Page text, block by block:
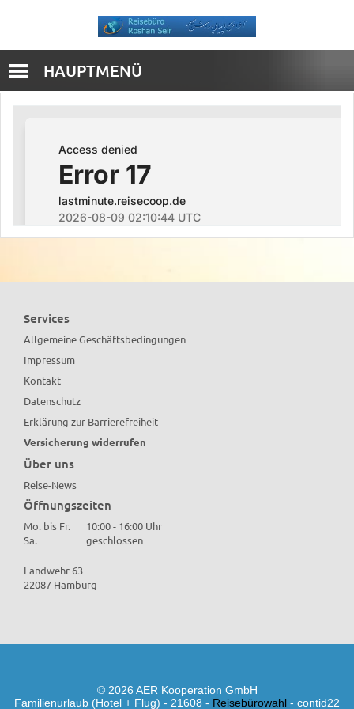
HAUPTMENÜ
Services
Allgemeine Geschäftsbedingungen
Impressum
Kontakt
Datenschutz
Erklärung zur Barrierefreiheit
Versicherung widerrufen
Über uns
Reise-News
Öffnungszeiten
Mo. bis Fr.
10:00 - 16:00 Uhr
Sa.
geschlossen
Landwehr 63
22087 Hamburg
© 2026 AER Kooperation GmbH
Familienurlaub (Hotel + Flug) - 21608 - Reisebürowahl - contid22